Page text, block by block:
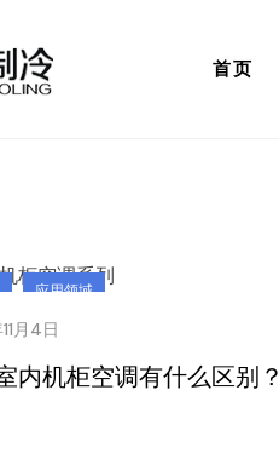
首页
应用领域
月4日
内机柜空调有什么区别？